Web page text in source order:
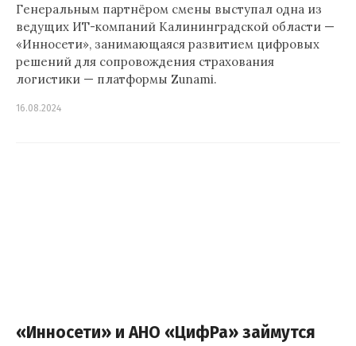
Генеральным партнёром смены выступал одна из
ведущих ИТ-компаний Калининградской области —
«Инносети», занимающаяся развитием цифровых
решений для сопровождения страхования
логистики — платформы Zunami.
16.08.2024
«Инносети» и АНО «ЦифРа» займутся